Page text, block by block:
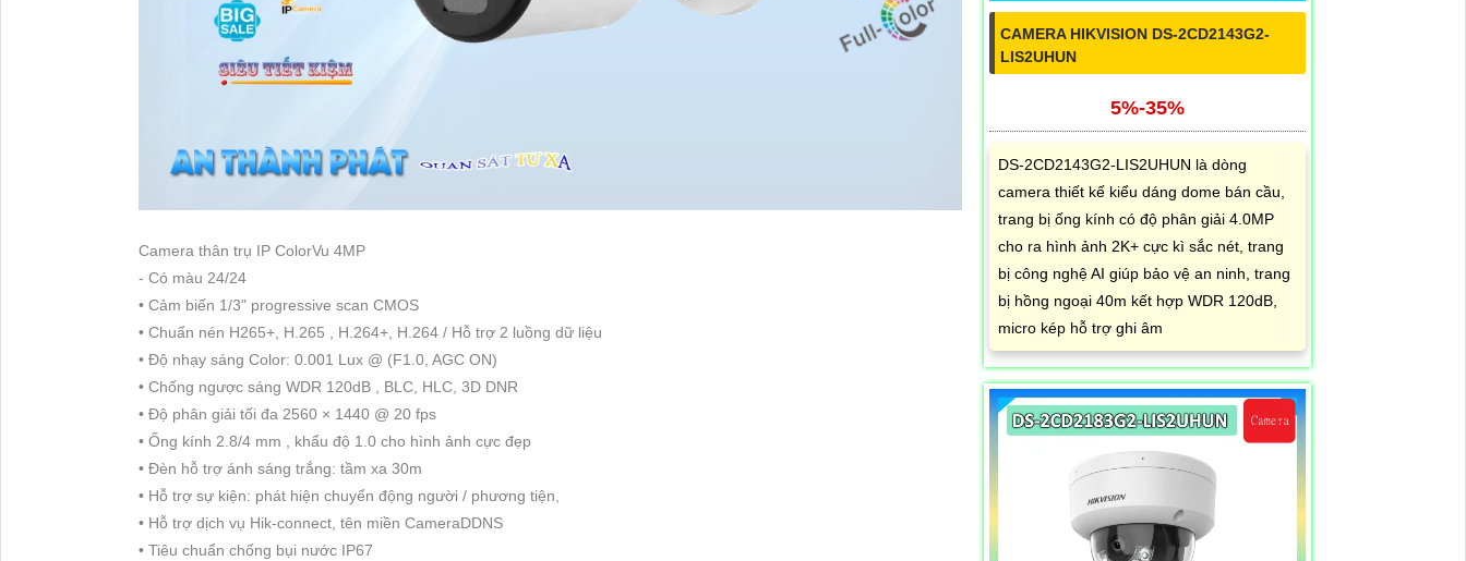
Camera thân trụ IP ColorVu 4MP
- Có màu 24/24
• Cảm biến 1/3" progressive scan CMOS
• Chuẩn nén H265+, H.265 , H.264+, H.264 / Hỗ trợ 2 luồng dữ liệu
• Độ nhạy sáng Color: 0.001 Lux @ (F1.0, AGC ON)
• Chống ngược sáng WDR 120dB , BLC, HLC, 3D DNR
• Độ phân giải tối đa 2560 × 1440 @ 20 fps
• Ống kính 2.8/4 mm , khẩu độ 1.0 cho hình ảnh cực đẹp
• Đèn hỗ trợ ánh sáng trắng: tầm xa 30m
• Hỗ trợ sự kiện: phát hiện chuyển động người / phương tiện,
• Hỗ trợ dịch vụ Hik-connect, tên miền CameraDDNS
• Tiêu chuẩn chống bụi nước IP67
CAMERA HIKVISION DS-2CD2143G2-
LIS2UHUN
5%-35%
DS-2CD2143G2-LIS2UHUN là dòng
camera thiết kế kiểu dáng dome bán cầu,
trang bị ống kính có độ phân giải 4.0MP
cho ra hình ảnh 2K+ cực kì sắc nét, trang
bị công nghệ AI giúp bảo vệ an ninh, trang
bị hồng ngoại 40m kết hợp WDR 120dB,
micro kép hỗ trợ ghi âm